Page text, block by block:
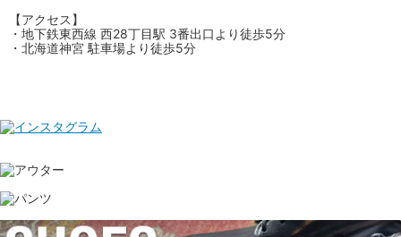
【アクセス】
・地下鉄東西線 西28丁目駅 3番出口より徒歩5分
・北海道神宮 駐車場より徒歩5分